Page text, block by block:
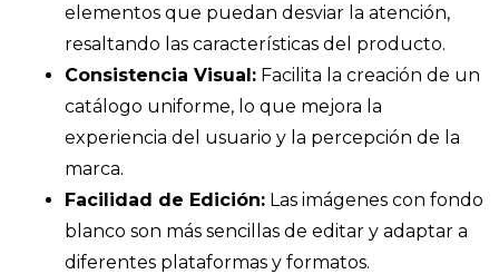
elementos que puedan desviar la atención,
resaltando las características del producto.​
Consistencia Visual: Facilita la creación de un
catálogo uniforme, lo que mejora la
experiencia del usuario y la percepción de la
marca.​
Facilidad de Edición: Las imágenes con fondo
blanco son más sencillas de editar y adaptar a
diferentes plataformas y formatos.​